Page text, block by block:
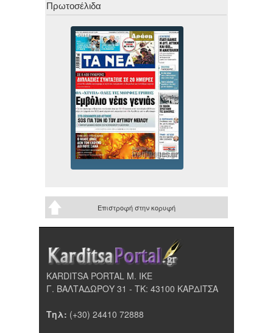
Πρωτοσέλιδα
Επιστροφή στην κορυφή
KARDITSA PORTAL Μ. ΙΚΕ
Γ. ΒΑΛΤΑΔΩΡΟΥ 31 - ΤΚ: 43100 ΚΑΡΔΙΤΣΑ
Τηλ: (+30) 24410 72888